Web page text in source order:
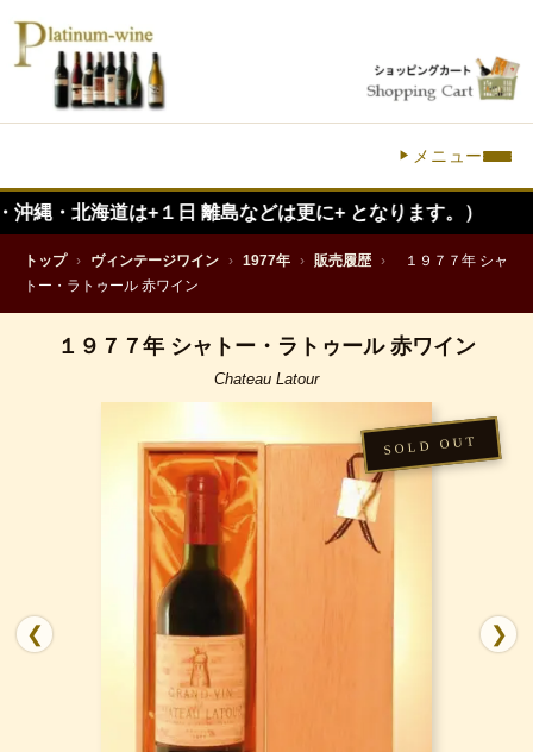
メニュー
は+１日 離島などは更に+ となります。）
トップ › ヴィンテージワイン › 1977年 › 販売履歴 ›
１９７７年 シャ
トー・ラトゥール 赤ワイン
１９７７年 シャトー・ラトゥール 赤ワイン
Chateau Latour
❮ ❯